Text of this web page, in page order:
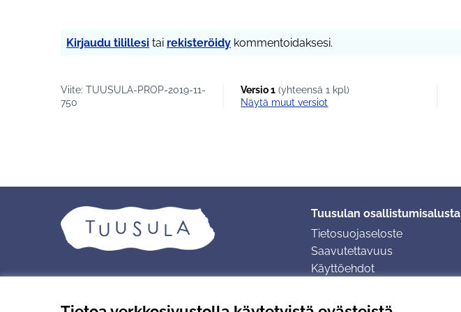
Kirjaudu tilillesi tai rekisteröidy kommentoidaksesi.
Viite: TUUSULA-PROP-2019-11-
750
Versio 1 (yhteensä 1 kpl)
näytä muut versiot
Tuusulan osallistumisalusta
Tietosuojaseloste
Saavutettavuus
Käyttöehdot